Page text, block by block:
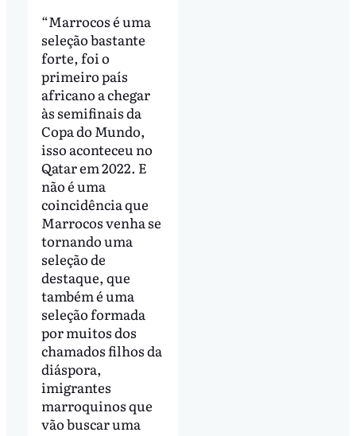
“Marrocos é uma
seleção bastante
forte, foi o
primeiro país
africano a chegar
às semifinais da
Copa do Mundo,
isso aconteceu no
Qatar em 2022. E
não é uma
coincidência que
Marrocos venha se
tornando uma
seleção de
destaque, que
também é uma
seleção formada
por muitos dos
chamados filhos da
diáspora,
imigrantes
marroquinos que
vão buscar uma